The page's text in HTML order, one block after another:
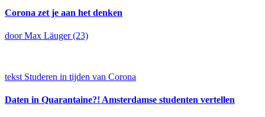
Corona zet je aan het denken
door Max Läuger (23)
tekst Studeren in tijden van Corona
Daten in Quarantaine?! Amsterdamse studenten vertellen